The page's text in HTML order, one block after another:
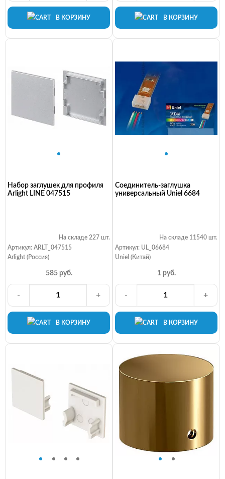
В КОРЗИНУ В КОРЗИНУ
Набор заглушек для профиля
Arlight LINE 047515
На складе 227 шт.
Артикул: ARLT_047515
Arlight (Россия)
585 руб.
В КОРЗИНУ
- +
Соединитель-заглушка
универсальный Uniel 6684
На складе 11540 шт.
Артикул: UL_06684
Uniel (Китай)
1 руб.
В КОРЗИНУ
- +